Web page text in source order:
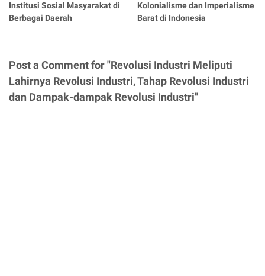
Institusi Sosial Masyarakat di
Berbagai Daerah
Kolonialisme dan Imperialisme
Barat di Indonesia
Post a Comment for "Revolusi Industri Meliputi
Lahirnya Revolusi Industri, Tahap Revolusi Industri
dan Dampak-dampak Revolusi Industri"